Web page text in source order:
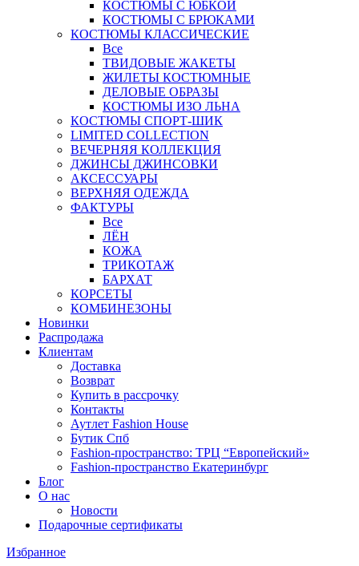
КОСТЮМЫ С ЮБКОЙ
КОСТЮМЫ С БРЮКАМИ
КОСТЮМЫ КЛАССИЧЕСКИЕ
Все
ТВИДОВЫЕ ЖАКЕТЫ
ЖИЛЕТЫ КОСТЮМНЫЕ
ДЕЛОВЫЕ ОБРАЗЫ
КОСТЮМЫ ИЗО ЛЬНА
КОСТЮМЫ СПОРТ-ШИК
LIMITED COLLECTION
ВЕЧЕРНЯЯ КОЛЛЕКЦИЯ
ДЖИНСЫ ДЖИНСОВКИ
АКСЕССУАРЫ
ВЕРХНЯЯ ОДЕЖДА
ФАКТУРЫ
Все
ЛЁН
КОЖА
ТРИКОТАЖ
БАРХАТ
КОРСЕТЫ
КОМБИНЕЗОНЫ
Новинки
Распродажа
Клиентам
Доставка
Возврат
Купить в рассрочку
Контакты
Аутлет Fashion House
Бутик Спб
Fashion-пространство: ТРЦ “Европейский»
Fashion-пространство Екатеринбург
Блог
О нас
Новости
Подарочные сертификаты
Избранное